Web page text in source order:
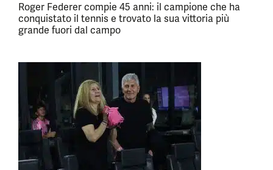
Roger Federer compie 45 anni: il campione che ha
conquistato il tennis e trovato la sua vittoria più
grande fuori dal campo